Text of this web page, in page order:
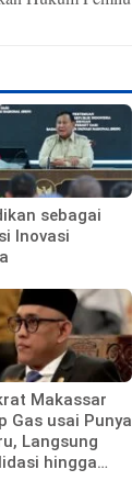
sebagai
Inovasi
Makassar
Gas usai Punya
Langsung
hingga